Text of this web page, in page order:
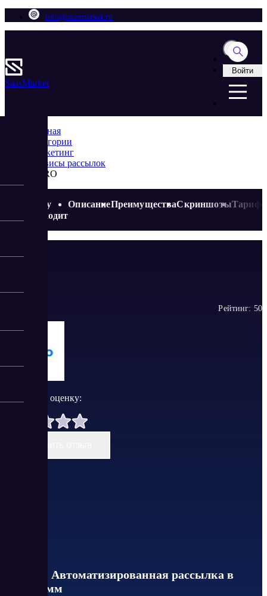
info@saasmarket.ru
SaasMarket
Войти
Главная
Категории
Маркетинг
Сервисы рассылок
T-BRO
Кому
подходит
ОписаниеПреимуществаСкриншоты
Рейтинг: 50
Поставить оценку:
T-BRO - Автоматизированная рассылка в
телеграмм